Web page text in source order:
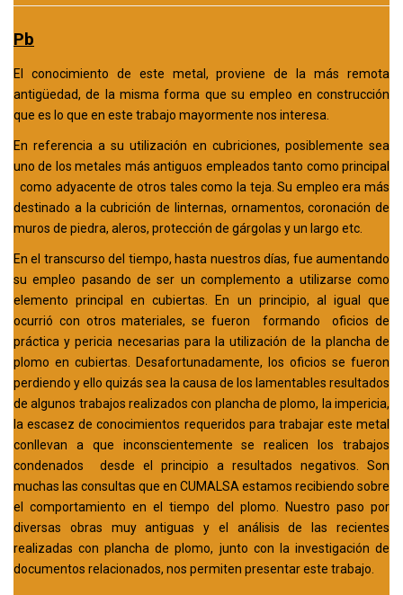
Pb
El conocimiento de este metal, proviene de la más remota
antigüedad, de la misma forma que su empleo en construcción
que es lo que en este trabajo mayormente nos interesa.
En referencia a su utilización en cubriciones, posiblemente sea
uno de los metales más antiguos empleados tanto como principal
como adyacente de otros tales como la teja. Su empleo era más
destinado a la cubrición de linternas, ornamentos, coronación de
muros de piedra, aleros, protección de gárgolas y un largo etc.
En el transcurso del tiempo, hasta nuestros días, fue aumentando
su empleo pasando de ser un complemento a utilizarse como
elemento principal en cubiertas. En un principio, al igual que
ocurrió con otros materiales, se fueron formando oficios de
práctica y pericia necesarias para la utilización de la plancha de
plomo en cubiertas. Desafortunadamente, los oficios se fueron
perdiendo y ello quizás sea la causa de los lamentables resultados
de algunos trabajos realizados con plancha de plomo, la impericia,
la escasez de conocimientos requeridos para trabajar este metal
conllevan a que inconscientemente se realicen los trabajos
condenados desde el principio a resultados negativos. Son
muchas las consultas que en CUMALSA estamos recibiendo sobre
el comportamiento en el tiempo del plomo. Nuestro paso por
diversas obras muy antiguas y el análisis de las recientes
realizadas con plancha de plomo, junto con la investigación de
documentos relacionados, nos permiten presentar este trabajo.